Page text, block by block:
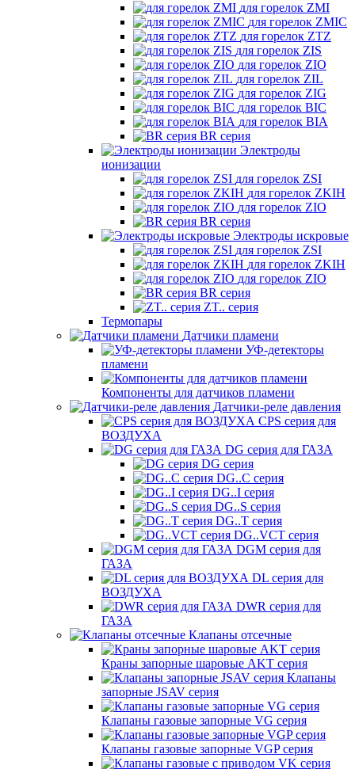
для горелок ZMI
для горелок ZMIC
для горелок ZTZ
для горелок ZIS
для горелок ZIO
для горелок ZIL
для горелок ZIG
для горелок BIC
для горелок BIA
BR серия
Электроды
ионизации
для горелок ZSI
для горелок ZKIH
для горелок ZIO
BR серия
Электроды искровые
для горелок ZSI
для горелок ZKIH
для горелок ZIO
BR серия
ZT.. серия
Термопары
Датчики пламени
УФ-детекторы
пламени
Компоненты для датчиков пламени
Датчики-реле давления
CPS серия для
ВОЗДУХА
DG серия для ГАЗА
DG серия
DG..C серия
DG..I серия
DG..S серия
DG..T серия
DG..VCT серия
DGM серия для
ГАЗА
DL серия для
ВОЗДУХА
DWR серия для
ГАЗА
Клапаны отсечные
Краны запорные шаровые AKT серия
Клапаны
запорные JSAV серия
Клапаны газовые запорные VG серия
Клапаны газовые запорные VGP серия